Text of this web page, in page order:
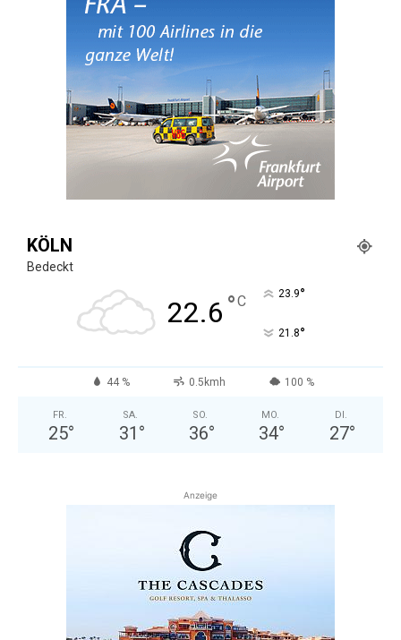
KÖLN
Bedeckt
22.6 °C 23.9°
21.8°
44 % 0.5kmh 100 %
FR.
25°
SA.
31 °
SO.
36°
MO.
34°
DI.
27°
Anzeige